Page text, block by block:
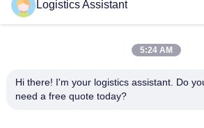
Elíjanos y nunca nos
Enlaces
Contáctenos
Logistics Assistant
5:24 AM
Hi there! I'm your logistics assistant. Do
need a free quote today?